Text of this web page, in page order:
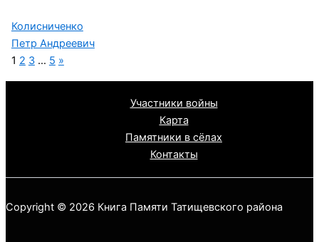
Колисниченко
Петр Андреевич
1 2 3 … 5 »
Участники войны
Карта
Памятники в сёлах
Контакты
Copyright © 2026 Книга Памяти Татищевского района